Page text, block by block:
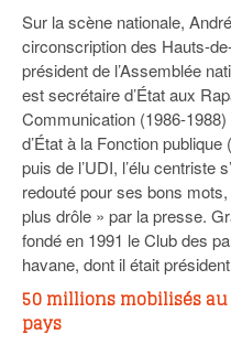
Sur la scène nationale,
circonscription des Hauts-
président de l’Assemblée
est secrétaire d’État aux
Communication (1986-
d’État à la Fonction
puis de l’UDI, l’élu centriste
redouté pour ses bons
plus drôle » par la presse.
fondé en 1991 le Club des
havane, dont il était
50 millions mobilisés
pays